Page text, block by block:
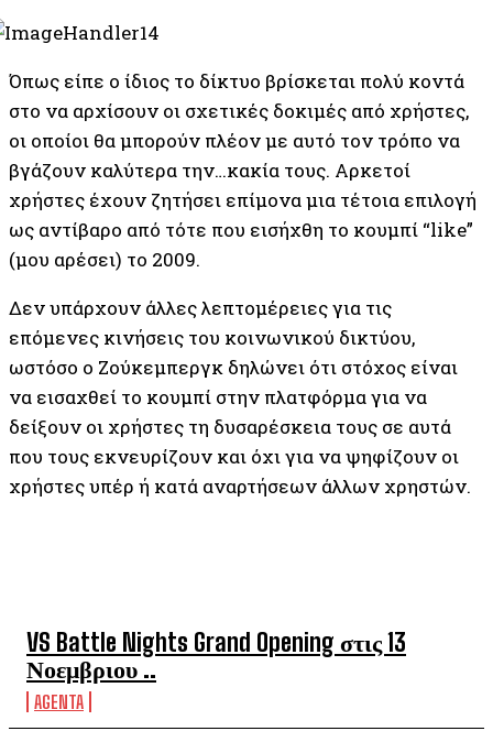
VS Battle Nights Grand Opening στις 13
Νοεμβριου ..
AGENTA
Όπως είπε ο ίδιος το δίκτυο βρίσκεται πολύ κοντά
στο να αρχίσουν οι σχετικές δοκιμές από χρήστες,
οι οποίοι θα μπορούν πλέον με αυτό τον τρόπο να
βγάζουν καλύτερα την…κακία τους. Αρκετοί
χρήστες έχουν ζητήσει επίμονα μια τέτοια επιλογή
ως αντίβαρο από τότε που εισήχθη το κουμπί “like”
(μου αρέσει) το 2009.
Δεν υπάρχουν άλλες λεπτομέρειες για τις
επόμενες κινήσεις του κοινωνικού δικτύου,
ωστόσο ο Ζούκεμπεργκ δηλώνει ότι στόχος είναι
να εισαχθεί το κουμπί στην πλατφόρμα για να
δείξουν οι χρήστες τη δυσαρέσκεια τους σε αυτά
που τους εκνευρίζουν και όχι για να ψηφίζουν οι
χρήστες υπέρ ή κατά αναρτήσεων άλλων χρηστών.